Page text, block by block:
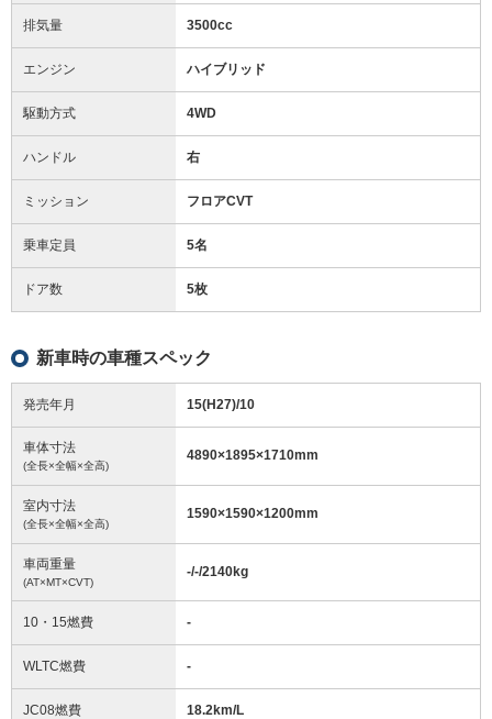
排気量 3500cc
エンジン ハイブリッド
駆動方式 4WD
ハンドル 右
ミッション フロアCVT
乗車定員 5名
ドア数 5枚
新車時の車種スペック
発売年月 15(H27)/10
車体寸法
(全長×全幅×全高)
4890×1895×1710mm
室内寸法
(全長×全幅×全高)
1590×1590×1200mm
車両重量
(AT×MT×CVT)
-/-/2140kg
10・15燃費 -
WLTC燃費 -
JC08燃費 18.2km/L